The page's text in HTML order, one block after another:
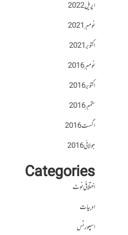
اپریل 2022
نومبر 2021
اکتوبر 2021
نومبر 2016
اکتوبر 2016
ستمبر 2016
اگست 2016
جولائی 2016
Categories
اختلافی نوٹ
ادبیات
اسپورٹس